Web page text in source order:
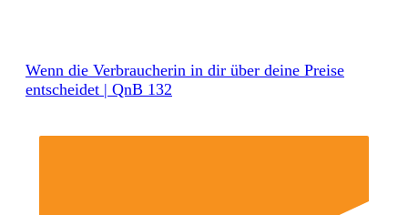
Wenn die Verbraucherin in dir über deine Preise
entscheidet | QnB 132